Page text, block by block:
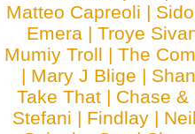
Matteo Capreoli | Sido
Emera | Troye
Mumiy Troll |The
| Mary J Blige |
Take That | Chase &
Stefani | Findlay |